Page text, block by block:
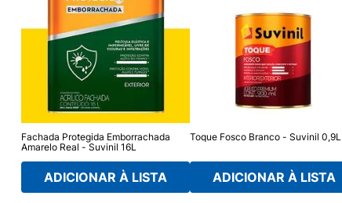
Fachada Protegida Emborrachada
Amarelo Real - Suvinil 16L
ADICIONAR À LISTA
Toque Fosco Branco - Suvinil 0,9L
ADICIONAR À LISTA